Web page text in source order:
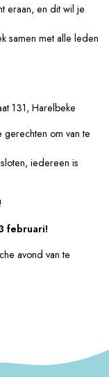
eraan, en dit wil je
samen met alle leden
131, Harelbeke
gerechten om van te
iedereen is
februari!
avond van te